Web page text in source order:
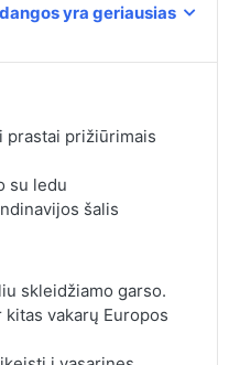
yra geriausias
prastai prižiūrimais
su ledu
šalis
skleidžiamo garso.
vakarų Europos